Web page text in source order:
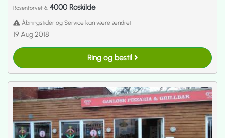
Rosentorvet 6, 4000 Roskilde
Åbningstider og Service kan være ændret
19 Aug 2018
Ring og bestil